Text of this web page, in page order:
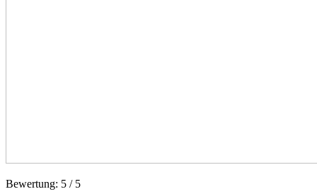
Bewertung: 5 / 5